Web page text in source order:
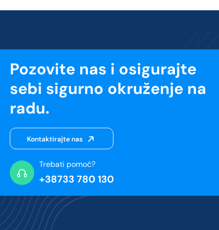
Pozovite nas i osigurajte
sebi sigurno okruženje na
radu.
Kontaktirajte nas
Trebati pomoć?
+38733 780 130